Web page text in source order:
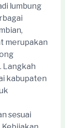
lumbung
merupakan
Langkah
kabupaten
sesuai